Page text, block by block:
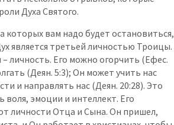
Духа Святого.
вам надо будет остановиться,
является третьей личностью Троицы.
личность. Его можно огорчить (Ефес.
(Деян. 5:3); Он может учить нас
и направлять нас (Деян. 20:28). Это
воля, эмоции и интеллект. Его
личности Отца и Сына. Он пришел,